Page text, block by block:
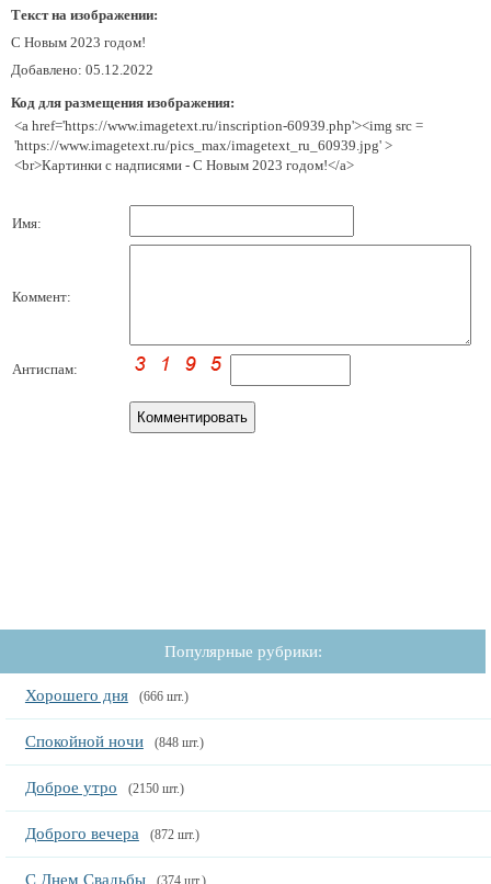
Текст на изображении:
С Новым 2023 годом!
Добавлено: 05.12.2022
Код для размещения изображения:
<a href='https://www.imagetext.ru/inscription-60939.php'><img src =
'https://www.imagetext.ru/pics_max/imagetext_ru_60939.jpg' >
<br>Картинки с надписями - С Новым 2023 годом!</a>
Имя:
Коммент:
Антиспам:
Популярные рубрики:
Хорошего дня (666 шт.)
Спокойной ночи (848 шт.)
Доброе утро (2150 шт.)
Доброго вечера (872 шт.)
С Днем Свадьбы (374 шт.)